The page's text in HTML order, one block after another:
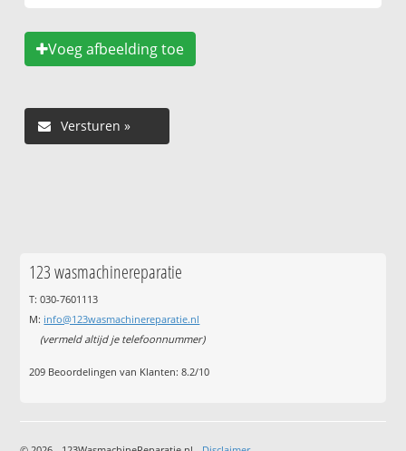
Voeg afbeelding toe
123 wasmachinereparatie
T: 030-7601113
M: info@123wasmachinereparatie.nl
(vermeld altijd je telefoonnummer)
209 Beoordelingen van Klanten:8.2/10